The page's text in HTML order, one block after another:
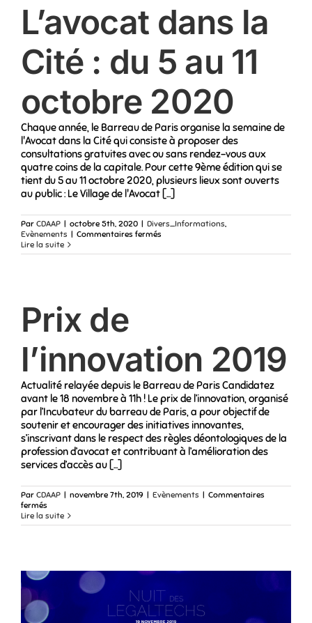
L’avocat dans la
Cité : du 5 au 11
octobre 2020
Chaque année, le Barreau de Paris organise la semaine de
l'Avocat dans la Cité qui consiste à proposer des
consultations gratuites avec ou sans rendez-vous aux
quatre coins de la capitale. Pour cette 9ème édition qui se
tient du 5 au 11 octobre 2020, plusieurs lieux sont ouverts
au public : Le Village de l'Avocat [...]
Par CDAAP | octobre 5th, 2020 | Divers_Informations
Evènements | Commentaires fermés
dans
2020
Lire la suite
Prix de
l’innovation 2019
Actualité relayée depuis le Barreau de Paris Candidatez
avant le 18 novembre à 11h ! Le prix de l’innovation, organisé
par l’Incubateur du barreau de Paris, a pour objectif de
soutenir et encourager des initiatives innovantes,
s’inscrivant dans le respect des règles déontologiques de la
profession d’avocat et contribuant à l’amélioration des
services d’accès au [...]
Par CDAAP | novembre 7th, 2019 | Evènements | Commentaires
fermés
Prix
de
Lire la suite